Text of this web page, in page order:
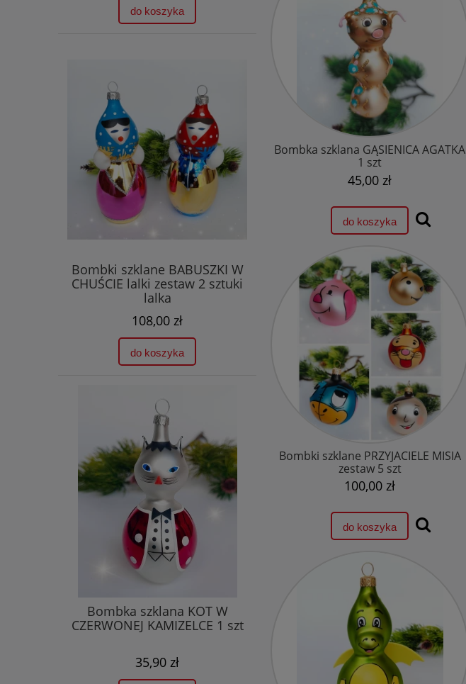
do koszyka
Bombki szklane BABUSZKI W
CHUŚCIE lalki zestaw 2 sztuki
lalka
108,00 zł
do koszyka
Bombka szklana KOT W
CZERWONEJ KAMIZELCE 1 szt
35,90 zł
Bombka szklana GĄSIENICA AGATKA
1 szt
45,00 zł
do koszyka
Bombki szklane PRZYJACIELE MISIA
zestaw 5 szt
100,00 zł
do koszyka